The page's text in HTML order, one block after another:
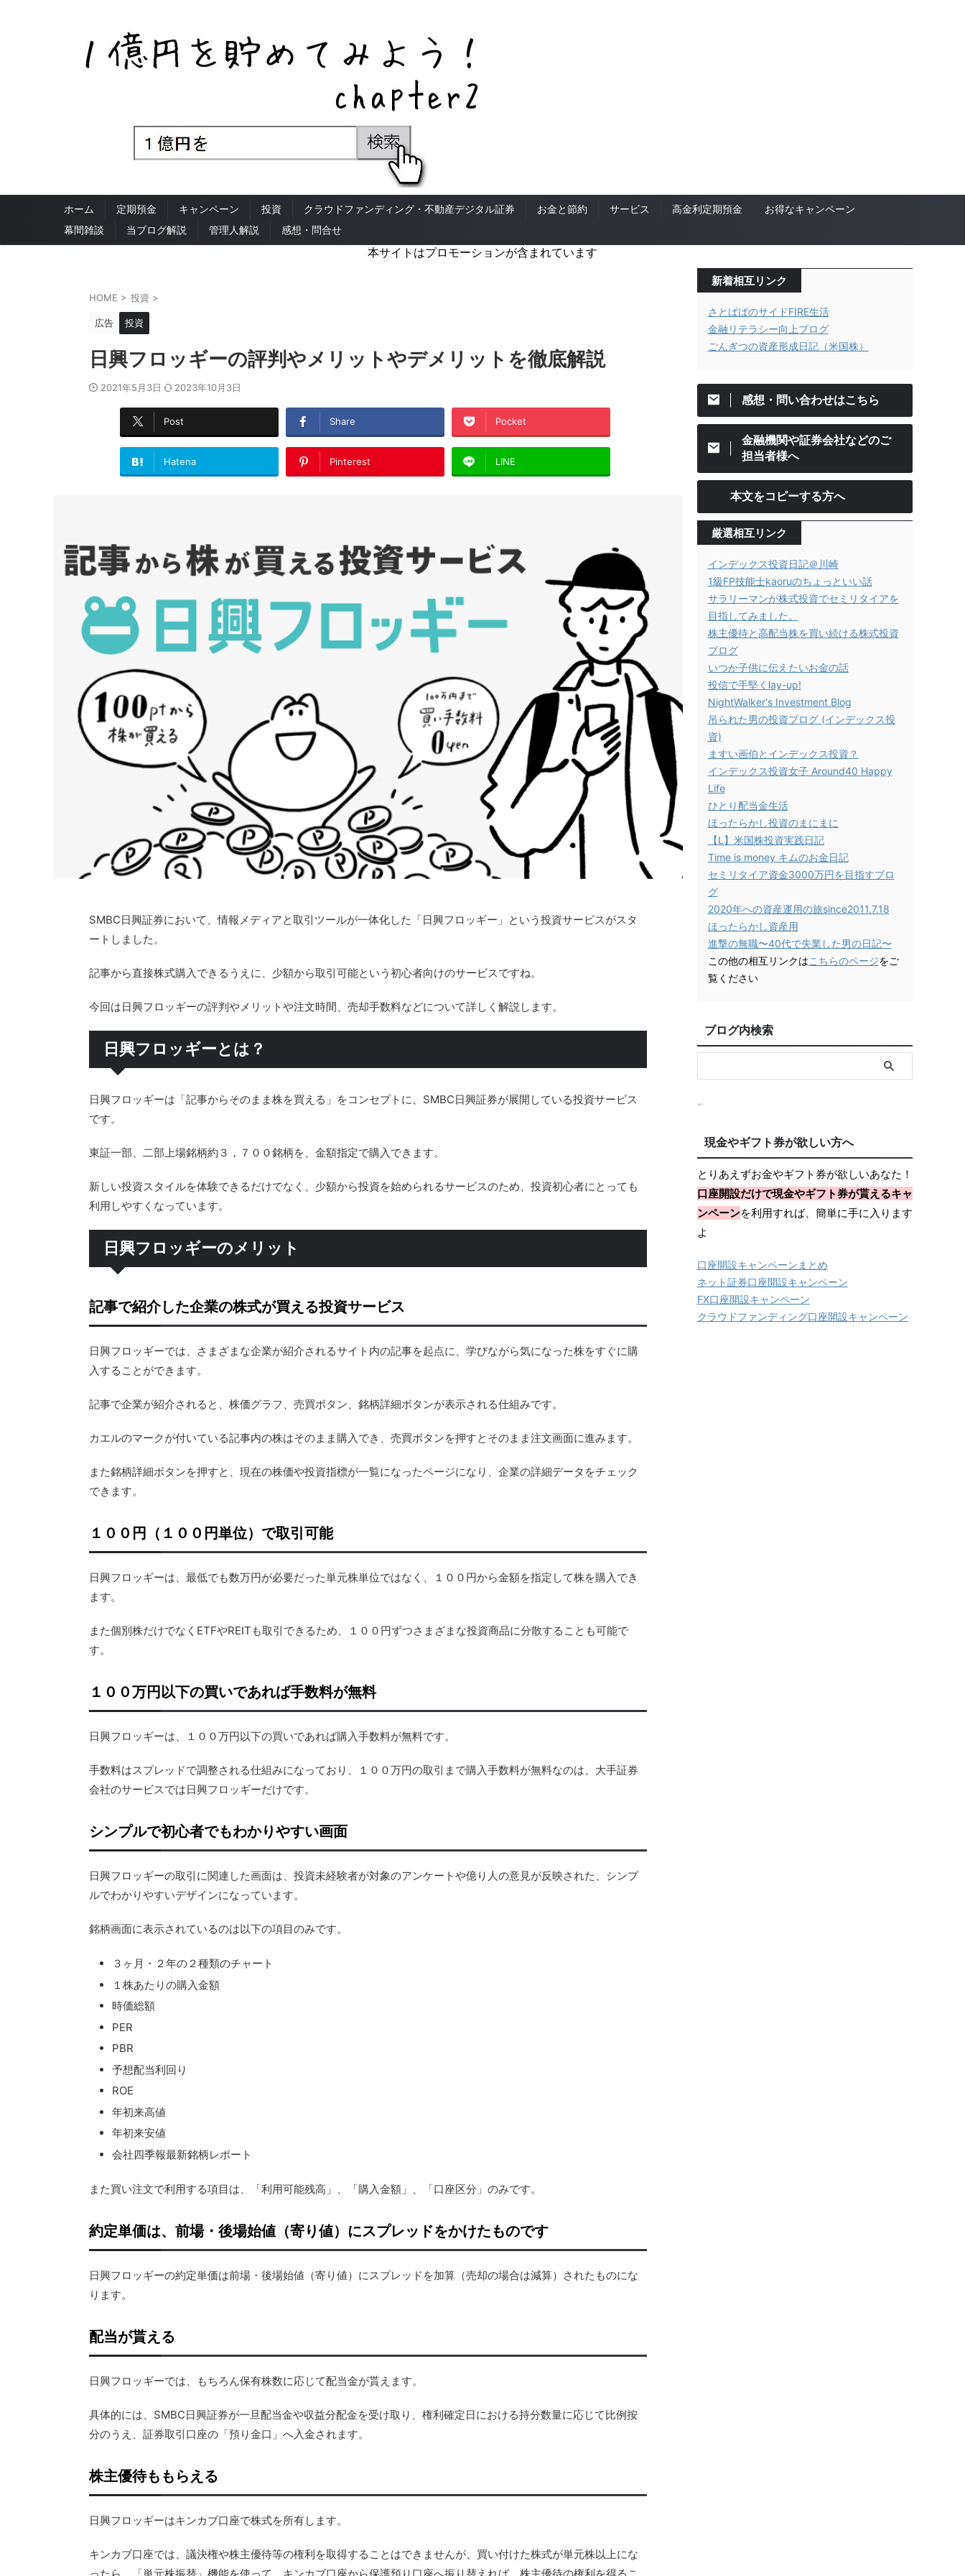
ホーム 定期預金 キャンペーン 投資 クラウドファンディング・不動産デジタル証券 お金と節約 サービス 高金利定期預金
お得なキャンペーン
幕間雑談
当ブログ解説 管理人解説 感想・問合せ
本サイトはプロモーションが含まれています
HOME > 投資 >
広告 投資
日興フロッギーの評判やメリットやデメリットを徹底解説
2021年5月3日 2023年10月3日
Post Share Pocket
Hatena Pinterest LINE
SMBC日興証券において、情報メディアと取引ツールが一体化した「日興フロッギー」という投資サービスがスタ
ートしました。
記事から直接株式購入できるうえに、少額から取引可能という初心者向けのサービスですね。
今回は日興フロッギーの評判やメリットや注文時間、売却手数料などについて詳しく解説します。
日興フロッギーとは？
日興フロッギーは「記事からそのまま株を買える」をコンセプトに、SMBC日興証券が展開している投資サービス
です。
東証一部、二部上場銘柄約３，７００銘柄を、金額指定で購入できます。
新しい投資スタイルを体験できるだけでなく、少額から投資を始められるサービスのため、投資初心者にとっても
利用しやすくなっています。
日興フロッギーのメリット
記事で紹介した企業の株式が買える投資サービス
日興フロッギーでは、さまざまな企業が紹介されるサイト内の記事を起点に、学びながら気になった株をすぐに購
入することができます。
記事で企業が紹介されると、株価グラフ、売買ボタン、銘柄詳細ボタンが表示される仕組みです。
カエルのマークが付いている記事内の株はそのまま購入でき、売買ボタンを押すとそのまま注文画面に進みます。
また銘柄詳細ボタンを押すと、現在の株価や投資指標が一覧になったページになり、企業の詳細データをチェック
できます。
１００円（１００円単位）で取引可能
日興フロッギーは、最低でも数万円が必要だった単元株単位ではなく、１００円から金額を指定して株を購入でき
ます。
また個別株だけでなくETFやREITも取引できるため、１００円ずつさまざまな投資商品に分散することも可能で
す。
１００万円以下の買いであれば手数料が無料
日興フロッギーは、１００万円以下の買いであれば購入手数料が無料です。
手数料はスプレッドで調整される仕組みになっており、１００万円の取引まで購入手数料が無料なのは、大手証券
会社のサービスでは日興フロッギーだけです。
シンプルで初心者でもわかりやすい画面
日興フロッギーの取引に関連した画面は、投資未経験者が対象のアンケートや億り人の意見が反映された、シンプ
ルでわかりやすいデザインになっています。
銘柄画面に表示されているのは以下の項目のみです。
３ヶ月・２年の２種類のチャート
１株あたりの購入金額
時価総額
PER
PBR
予想配当利回り
ROE
年初来高値
年初来安値
会社四季報最新銘柄レポート
また買い注文で利用する項目は、「利用可能残高」、「購入金額」、「口座区分」のみです。
約定単価は、前場・後場始値（寄り値）にスプレッドをかけたものです
日興フロッギーの約定単価は前場・後場始値（寄り値）にスプレッドを加算（売却の場合は減算）されたものにな
ります。
配当が貰える
日興フロッギーでは、もちろん保有株数に応じて配当金が貰えます。
具体的には、SMBC日興証券が一旦配当金や収益分配金を受け取り、権利確定日における持分数量に応じて比例按
分のうえ、証券取引口座の「預り金口」へ入金されます。
株主優待ももらえる
日興フロッギーはキンカブ口座で株式を所有します。
キンカブ口座では、議決権や株主優待等の権利を取得することはできませんが、買い付けた株式が単元株以上にな
新着相互リンク
さとぱぱのサイドFIRE生活
金融リテラシー向上ブログ
ごんぎつの資産形成日記（米国株）
感想・問い合わせはこちら
金融機関や証券会社などのご
担当者様へ
本文をコピーする方へ
厳選相互リンク
インデックス投資日記＠川崎
1級FP技能士kaoruのちょっといい話
サラリーマンが株式投資でセミリタイアを
目指してみました。
株主優待と高配当株を買い続ける株式投資
ブログ
いつか子供に伝えたいお金の話
投信で手堅くlay-up!
NightWalker's Investment Blog
吊られた男の投資ブログ (インデックス投
資)
ますい画伯とインデックス投資？
インデックス投資女子 Around40 Happy
Life
ひとり配当金生活
ほったらかし投資のまにまに
【L】米国株投資実践日記
Time is money キムのお金日記
セミリタイア資金3000万円を目指すブロ
グ
2020年への資産運用の旅since2011.7.18
ほったらかし資産用
進撃の無職〜40代で失業した男の日記〜
この他の相互リンクはこちらのページをご
覧ください
ブログ内検索
現金やギフト券が欲しい方へ
とりあえずお金やギフト券が欲しいあなた！
口座開設だけで現金やギフト券が貰えるキャ
ンペーンを利用すれば、簡単に手に入ります
よ
口座開設キャンペーンまとめ
ネット証券口座開設キャンペーン
FX口座開設キャンペーン
クラウドファンディング口座開設キャンペーン